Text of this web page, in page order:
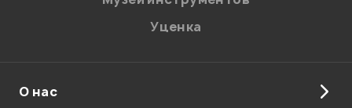
Уценка
О нас